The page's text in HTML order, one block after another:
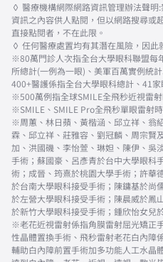
◊ 醫療機構網際網路資訊管理辦法聲
資訊之內容供人點閱，但以網路搜尋或
直接點閱者，不在此限。
◊ 任何醫療處置均有其潛在風險，因
※80萬門診人次指全台大學眼科聯盟每
所總計(一例為一眼)、美軍百萬實例統
400+醫護係指全台大學眼科總計、41
※500萬例指全球SMILE全飛秒近視雷
※SMILE、SMILE Pro全飛秒單眼雷射
※周蕙、林日蘋、黃楷涵、邱立祥、翁
霖、邱立祥、莊雅容、劉冠麟、周宗賢
加、洪國磯、李怡萱、琳妲、陳伊、吳
手術；蘇國豪、呂彥青於台中大學眼科
術；成晉、筠熹於桃園大學手術；許華
於台南大學眼科接受手術；陳鏞基於尚
於左營大學眼科接受手術；陳晨威於鳳
於新竹大學眼科接受手術；鍾欣怡女兒
※老花近視雷射係指角膜雷射屈光矯正
性晶體置換手術、飛秒雷射老花白內
輔助白內障前置手術加多功能人工水晶